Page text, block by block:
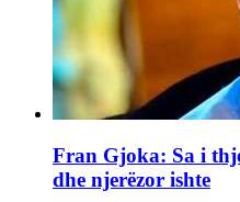
Fran Gjoka: Sa i
dhe njerëzor ishte